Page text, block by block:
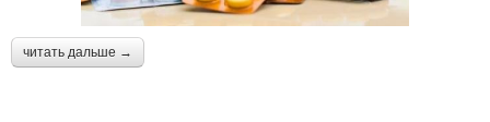
читать дальше →